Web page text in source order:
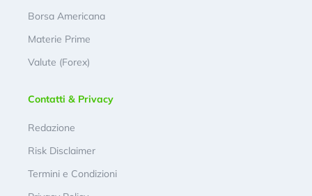
Borsa Americana
Materie Prime
Valute (Forex)
Contatti & Privacy
Redazione
Risk Disclaimer
Termini e Condizioni